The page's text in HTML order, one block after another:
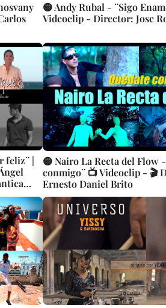
🟡 Andy Rubal - ¨Sigo
Videoclip - Director: Jose
feliz¨ |
|
🟡 Nairo La Recta del Flow
conmigo¨ 📺 Videoclip - 🎬
Ernesto Daniel Brito